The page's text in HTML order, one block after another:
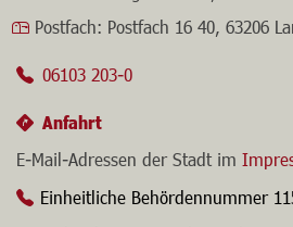
Link zur Google-Maps Navigation
Südliche Ringstraße 80, 63225
Postfach:Postfach 16 40, 63206
06103 203-0
Anfahrt
E-Mail-Adressen der Stadt im